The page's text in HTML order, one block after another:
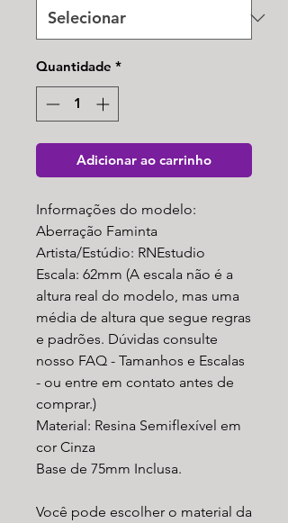
Quantidade *
Adicionar ao carrinho
Informações do modelo:
Aberração Faminta
Artista/Estúdio: RNEstudio
Escala: 62mm (A escala não é a
altura real do modelo, mas uma
média de altura que segue regras
e padrões. Dúvidas consulte
nosso FAQ - Tamanhos e Escalas
- ou entre em contato antes de
comprar.)
Material: Resina Semiflexível em
cor Cinza
Base de 75mm Inclusa.
Você pode escolher o material da